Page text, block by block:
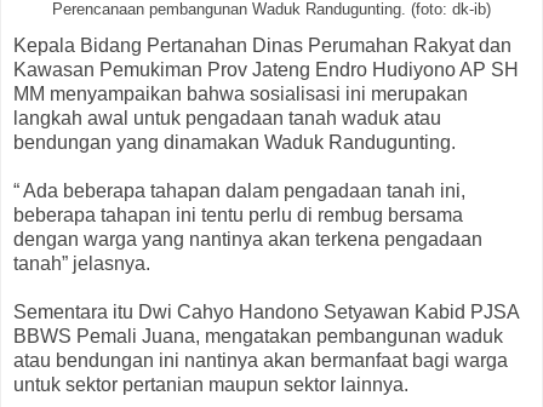
Perencanaan pembangunan Waduk Randugunting. (foto: dk-ib)
Kepala Bidang Pertanahan Dinas Perumahan Rakyat dan
Kawasan Pemukiman Prov Jateng Endro Hudiyono AP SH
MM menyampaikan bahwa sosialisasi ini merupakan
langkah awal untuk pengadaan tanah waduk atau
bendungan yang dinamakan Waduk Randugunting.
“ Ada beberapa tahapan dalam pengadaan tanah ini,
beberapa tahapan ini tentu perlu di rembug bersama
dengan warga yang nantinya akan terkena pengadaan
tanah” jelasnya.
Sementara itu Dwi Cahyo Handono Setyawan Kabid PJSA
BBWS Pemali Juana, mengatakan pembangunan waduk
atau bendungan ini nantinya akan bermanfaat bagi warga
untuk sektor pertanian maupun sektor lainnya.